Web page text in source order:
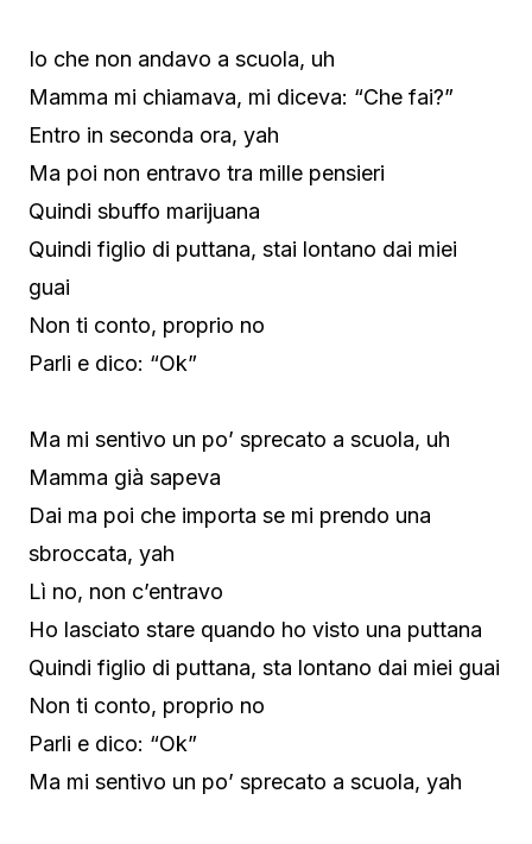
Io che non andavo a scuola, uh
Mamma mi chiamava, mi diceva: “Che fai?”
Entro in seconda ora, yah
Ma poi non entravo tra mille pensieri
Quindi sbuffo marijuana
Quindi figlio di puttana, stai lontano dai miei
guai
Non ti conto, proprio no
Parli e dico: “Ok”
Ma mi sentivo un po’ sprecato a scuola, uh
Mamma già sapeva
Dai ma poi che importa se mi prendo una
sbroccata, yah
Lì no, non c’entravo
Ho lasciato stare quando ho visto una puttana
Quindi figlio di puttana, sta lontano dai miei guai
Non ti conto, proprio no
Parli e dico: “Ok”
Ma mi sentivo un po’ sprecato a scuola, yah